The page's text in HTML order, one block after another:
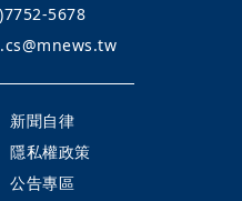
5678
新聞自律
隱私權政策
公告專區